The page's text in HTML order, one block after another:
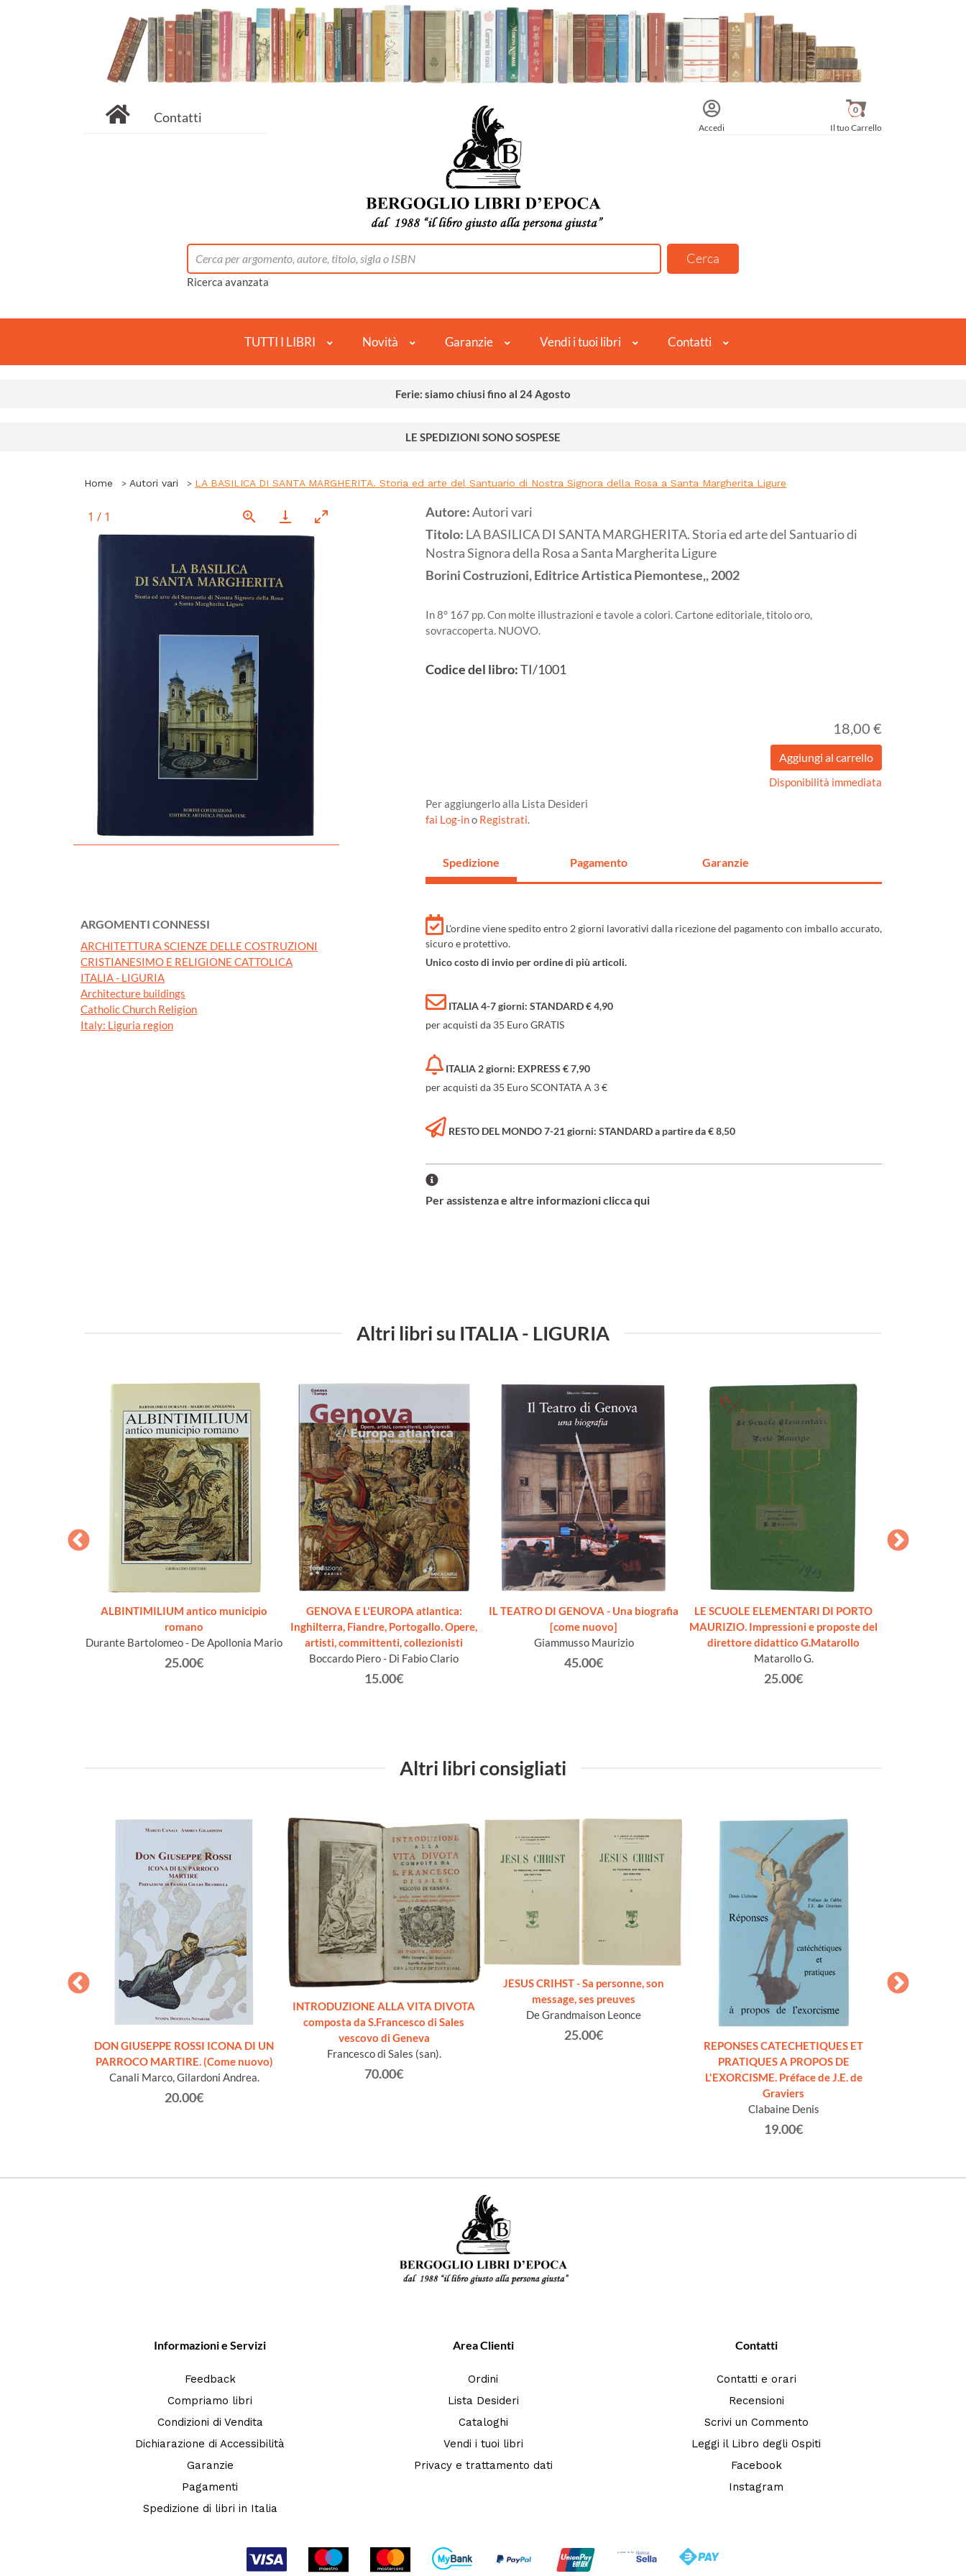
Contatti
Accedi Il tuo Carrello
0
Ricerca avanzata
TUTTI I LIBRI Novità Garanzie Vendi i tuoi libri Contatti
Ferie: siamo chiusi fino al 24 Agosto
LE SPEDIZIONI SONO SOSPESE
Home Autori vari LA BASILICA DI SANTA MARGHERITA. Storia ed arte del Santuario di Nostra Signora della Rosa a Santa Margherita Ligure
1 / 1
ARGOMENTI CONNESSI
ARCHITETTURA SCIENZE DELLE COSTRUZIONI
CRISTIANESIMO E RELIGIONE CATTOLICA
ITALIA - LIGURIA
Architecture buildings
Catholic Church Religion
Italy: Liguria region
Autore:Autori vari
Titolo: LA BASILICA DI SANTA MARGHERITA. Storia ed arte del Santuario di
Nostra Signora della Rosa a Santa Margherita Ligure
Borini Costruzioni, Editrice Artistica Piemontese,,2002
In 8° 167 pp. Con molte illustrazioni e tavole a colori. Cartone editoriale, titolo oro,
sovraccoperta. NUOVO.
Codice del libro:TI/1001
18,00 €
Disponibilità immediata
Per aggiungerlo alla Lista Desideri
fai Log-ino Registrati.
Spedizione Pagamento Garanzie
L'ordine viene spedito entro 2 giorni lavorativi dalla ricezione del pagamento con imballo accurato,
sicuro e protettivo.
Unico costo di invio per ordine di più articoli.
ITALIA 4-7 giorni: STANDARD € 4,90
per acquisti da 35 Euro GRATIS
ITALIA 2 giorni: EXPRESS € 7,90
per acquisti da 35 Euro SCONTATA A 3 €
RESTO DEL MONDO 7-21 giorni: STANDARD a partire da € 8,50
Per assistenza e altre informazioni clicca qui
Altri libri su ITALIA - LIGURIA
ALBINTIMILIUM antico municipio
romano
Durante Bartolomeo - De Apollonia Mario
25.00€
GENOVA E L'EUROPA atlantica:
Inghilterra, Fiandre, Portogallo. Opere,
artisti, committenti, collezionisti
Boccardo Piero - Di Fabio Clario
15.00€
IL TEATRO DI GENOVA - Una biografia
[come nuovo]
Giammusso Maurizio
45.00€
LE SCUOLE ELEMENTARI DI PORTO
MAURIZIO. Impressioni e proposte del
direttore didattico G.Matarollo
Matarollo G.
25.00€
Altri libri consigliati
Via alla vera
DON GIUSEPPE ROSSI ICONA DI UN
PARROCO MARTIRE. (Come nuovo)
Canali Marco, Gilardoni Andrea.
20.00€
INTRODUZIONE ALLA VITA DIVOTA
composta da S.Francesco di Sales
vescovo di Geneva
Francesco di Sales (san).
70.00€
JESUS CRIHST - Sa personne, son
message, ses preuves
De Grandmaison Leonce
25.00€
REPONSES CATECHETIQUES ET
PRATIQUES A PROPOS DE
L'EXORCISME. Préface de J.E. de
Graviers
Clabaine Denis
19.00€
Informazioni e Servizi
Feedback
Compriamo libri
Condizioni di Vendita
Dichiarazione di Accessibilità
Garanzie
Pagamenti
Spedizione di libri in Italia
Area Clienti
Ordini
Lista Desideri
Cataloghi
Vendi i tuoi libri
Privacy e trattamento dati
Contatti
Contatti e orari
Recensioni
Scrivi un Commento
Leggi il Libro degli Ospiti
Facebook
Instagram